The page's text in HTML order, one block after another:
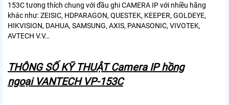
153C tương thích chung với đầu ghi CAMERA IP với nhiều hãng
khác như: ZEISIC, HDPARAGON, QUESTEK, KEEPER, GOLDEYE,
HIKVISION, DAHUA, SAMSUNG, AXIS, PANASONIC, VIVOTEK,
AVTECH V.V…
THÔNG SỐ KỸ THUẬT Camera IP hồng
ngoại VANTECH VP-153C